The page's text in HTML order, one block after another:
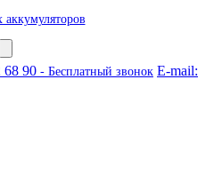
аккумуляторов
68 90 - Бесплатный звонок E-mail: